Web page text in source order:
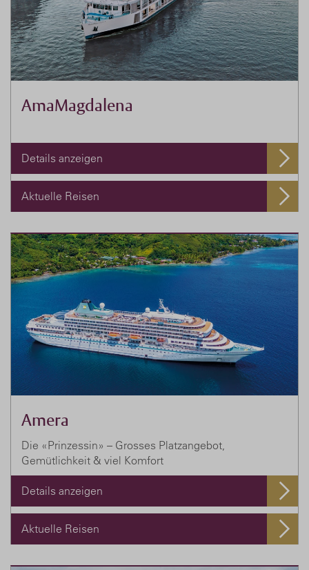
AmaMagdalena
Details anzeigen
Aktuelle Reisen
Amera
Die «Prinzessin» – Grosses Platzangebot,
Gemütlichkeit & viel Komfort
Details anzeigen
Aktuelle Reisen